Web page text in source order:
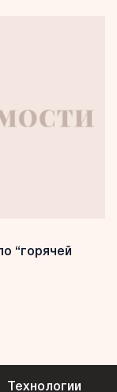
“горячей
Технологии